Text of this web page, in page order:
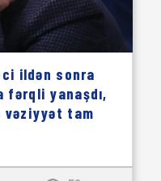
ildən sonra
fərqli yanaşdı,
vəziyyət tam